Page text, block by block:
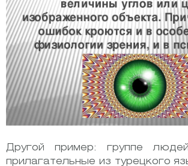
Другой пример: группе
прилагательные из турецкого